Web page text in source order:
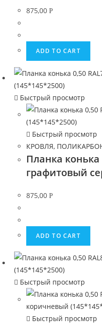
875,00 Р
ADD TO CART
Быстрый просмотр
Быстрый просмотр
КРОВЛЯ,
Планка конька
графитовый
875,00 Р
ADD TO CART
Быстрый просмотр
Быстрый просмотр